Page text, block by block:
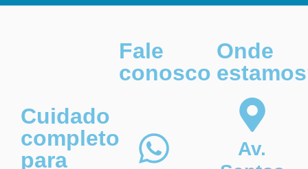
Cuidado
completo
para
Fale
conosco
Onde
Av.